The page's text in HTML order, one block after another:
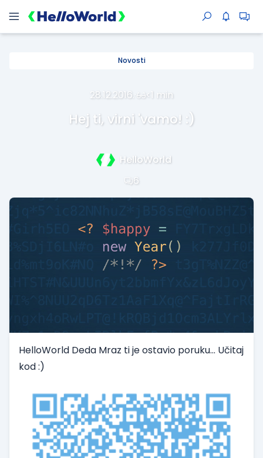
Novosti
28.12.2016. <1 min
Hej ti, virni 'vamo! :)
HelloWorld
6
HelloWorld Deda Mraz ti je ostavio poruku... Učitaj
kod :)